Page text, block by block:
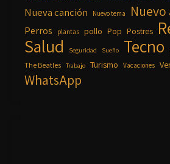
Nueva canción Nuevo tema
Perros plantas pollo Pop Postres
Salud Seguridad Sueño Tecno
The Beatles Trabajo Turismo Vacaciones
WhatsApp